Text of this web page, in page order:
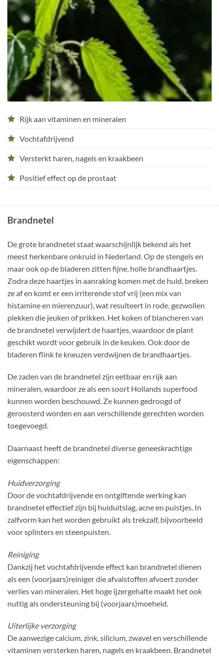
Rijk aan vitaminen en mineralen
Vochtafdrijvend
Versterkt haren, nagels en kraakbeen
Positief effect op de prostaat
Brandnetel
De grote brandnetel staat waarschijnlijk bekend als het
meest herkenbare onkruid in Nederland. Op de stengels en
maar ook op de bladeren zitten fijne, holle brandhaartjes.
Zodra deze haartjes in aanraking komen met de huid, breken
ze af en komt er een irriterende stof vrij (een mix van
histamine en mierenzuur), wat resulteert in rode, gezwollen
plekken die jeuken of prikken. Het koken of blancheren van
de brandnetel verwijdert de haartjes, waardoor de plant
geschikt wordt voor gebruik in de keuken. Ook door de
bladeren flink te kneuzen verdwijnen de brandhaartjes.
De zaden van de brandnetel zijn eetbaar en rijk aan
mineralen, waardoor ze als een soort Hollands superfood
kunnen worden beschouwd. Ze kunnen gedroogd of
geroosterd worden en aan verschillende gerechten worden
toegevoegd.
Daarnaast heeft de brandnetel diverse geneeskrachtige
eigenschappen:
Huidverzorging
Door de vochtafdrijvende en ontgiftende werking kan
brandnetel effectief zijn bij huiduitslag, acne en puistjes. In
zalfvorm kan het worden gebruikt als trekzalf, bijvoorbeeld
voor splinters en steenpuisten.
Reiniging
Dankzij het vochtafdrijvende effect kan brandnetel dienen
als een (voorjaars)reiniger die afvalstoffen afvoert zonder
verlies van mineralen. Het hoge ijzergehalte maakt het ook
nuttig als ondersteuning bij (voorjaars)moeheid.
Uiterlijke verzorging
De aanwezige calcium, zink, silicium, zwavel en verschillende
vitaminen versterken haren, nagels en kraakbeen. Brandnetel